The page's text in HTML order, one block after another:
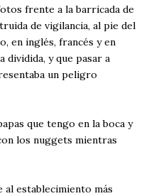
frente a la barricada de
de vigilancia, al pie del
en inglés, francés y en
dividida, y que pasar a
un peligro
que tengo en la boca y
los nuggets mientras
al establecimiento más